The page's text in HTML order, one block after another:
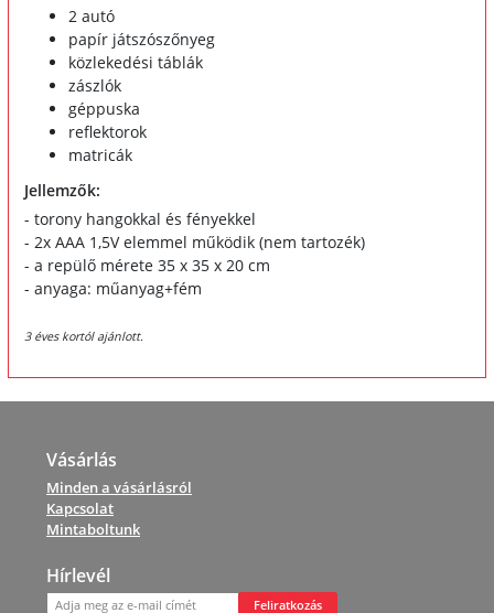
2 autó
papír játszószőnyeg
közlekedési táblák
zászlók
géppuska
reflektorok
matricák
Jellemzők:
- torony hangokkal és fényekkel
- 2x AAA 1,5V elemmel működik (nem tartozék)
- a repülő mérete 35 x 35 x 20 cm
- anyaga: műanyag+fém
3 éves kortól ajánlott.
Vásárlás
Minden a vásárlásról
Kapcsolat
Mintaboltunk
Hírlevél
Feliratkozás